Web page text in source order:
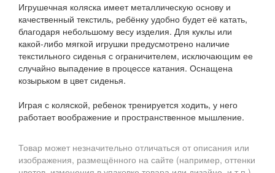
Игрушечная коляска имеет металлическую основу и
качественный текстиль, ребёнку удобно будет её катать,
благодаря небольшому весу изделия. Для куклы или
какой-либо мягкой игрушки предусмотрено наличие
текстильного сиденья с ограничителем, исключающим ее
случайно выпадение в процессе катания. Оснащена
козырьком в цвет сиденья.
Играя с коляской, ребенок тренируется ходить, у него
работает воображение и пространственное мышление.
Товар может незначительно отличаться от описания или
изображения, размещённого на сайте (например, оттенки